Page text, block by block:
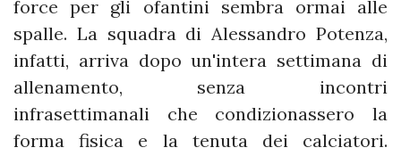
force per gli ofantini sembra ormai alle
spalle. La squadra di Alessandro Potenza,
infatti, arriva dopo un'intera settimana di
allenamento, senza incontri
infrasettimanali che condizionassero la
forma fisica e la tenuta dei calciatori.